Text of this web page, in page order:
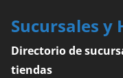
content
Sucursales y
Directorio de
tiendas